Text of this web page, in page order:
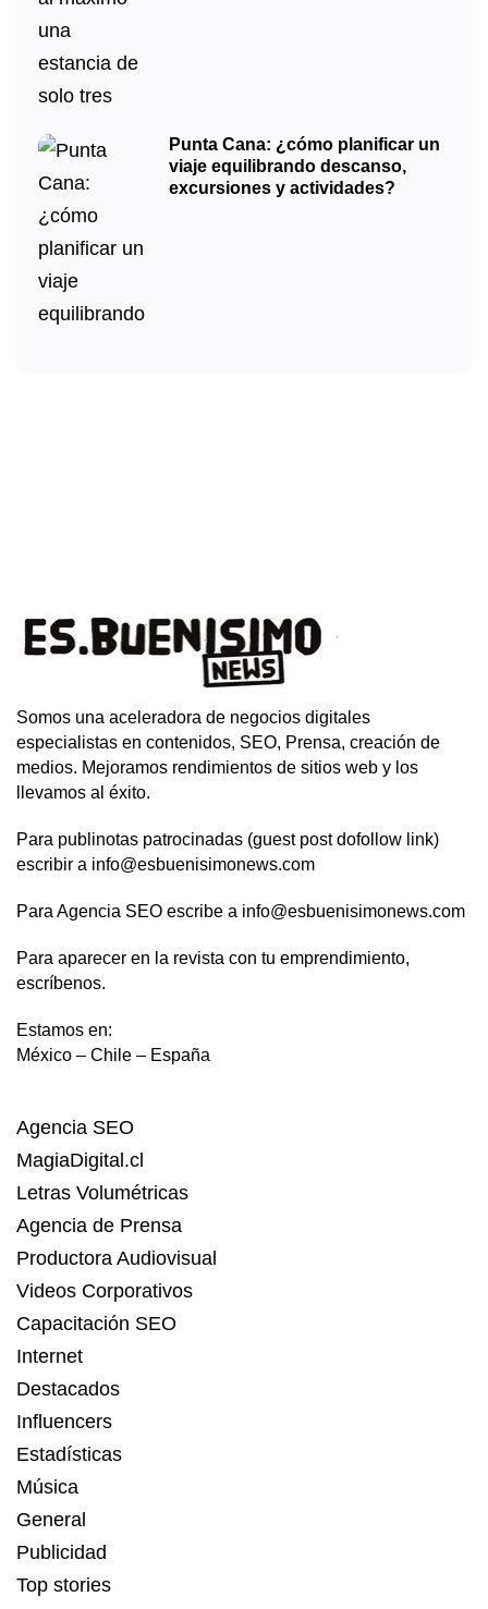
Punta Cana: ¿cómo planificar un
viaje equilibrando descanso,
excursiones y actividades?
Somos una aceleradora de negocios digitales
especialistas en contenidos, SEO, Prensa, creación de
medios. Mejoramos rendimientos de sitios web y los
llevamos al éxito.
Para publinotas patrocinadas (guest post dofollow link)
escribir a info@esbuenisimonews.com
Para Agencia SEO escribe a info@esbuenisimonews.com
Para aparecer en la revista con tu emprendimiento,
escríbenos.
Estamos en:
México – Chile – España
Agencia SEO
MagiaDigital.cl
Letras Volumétricas
Agencia de Prensa
Productora Audiovisual
Videos Corporativos
Capacitación SEO
Internet
Destacados
Influencers
Estadísticas
Música
General
Publicidad
Top stories